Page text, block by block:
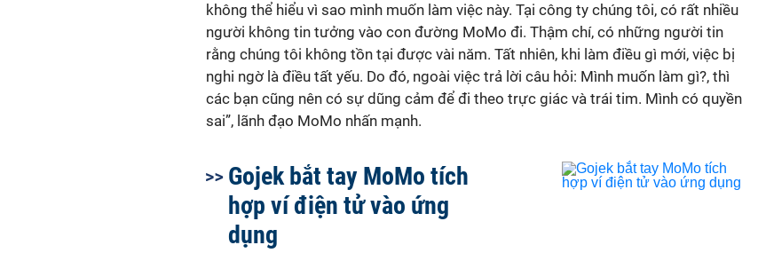
không thể hiểu vì sao mình muốn làm việc này. Tại công ty chúng tôi, có rất nhiều
người không tin tưởng vào con đường MoMo đi. Thậm chí, có những người tin
rằng chúng tôi không tồn tại được vài năm. Tất nhiên, khi làm điều gì mới, việc bị
nghi ngờ là điều tất yếu. Do đó, ngoài việc trả lời câu hỏi: Mình muốn làm gì?, thì
các bạn cũng nên có sự dũng cảm để đi theo trực giác và trái tim. Mình có quyền
sai”, lãnh đạo MoMo nhấn mạnh.
Gojek bắt tay MoMo tích
hợp ví điện tử vào ứng
dụng